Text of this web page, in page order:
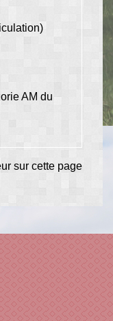
AM du
sur cette page